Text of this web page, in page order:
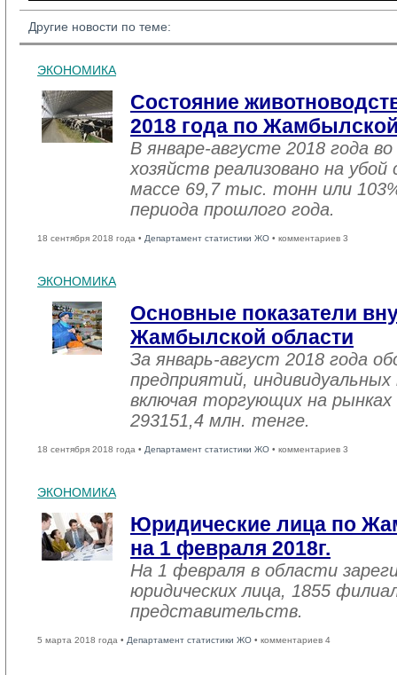
Другие новости по теме:
ЭКОНОМИКА
Состояние
2018 года по
В январе-августе 2018 года
хозяйств реализовано на
массе 69,7 тыс. тонн или
периода прошлого года.
18 сентября 2018 года • Департамент статистики ЖО • комментариев 3
ЭКОНОМИКА
Основные показатели
Жамбылской области
За январь-август 2018 года
предприятий,
включая торгующих на рынках
293151,4 млн. тенге.
18 сентября 2018 года • Департамент статистики ЖО • комментариев 3
ЭКОНОМИКА
Юридические лица по
на 1 февраля 2018г.
На 1 февраля в области
юридических лица, 1855
представительств.
5 марта 2018 года • Департамент статистики ЖО • комментариев 4